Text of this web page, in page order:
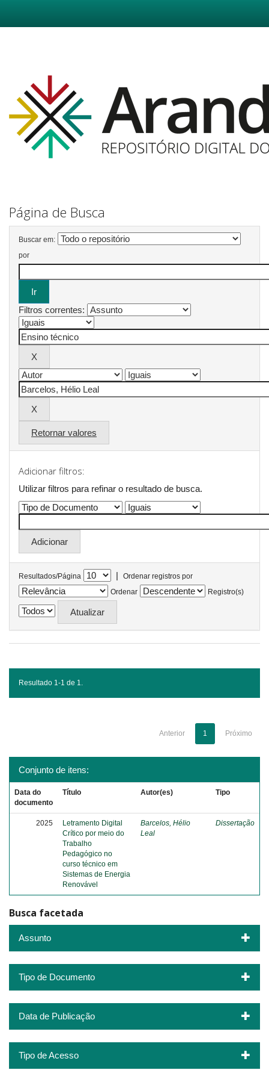
Página de Busca
Buscar em:
por
Filtros correntes:
Retornar valores
Adicionar filtros:
Utilizar filtros para refinar o resultado de busca.
Resultados/Página |
Ordenar registros por
Ordenar
Registro(s)
Resultado 1-1 de 1.
Anterior 1 Próximo
Conjunto de itens:
Data do
documento
Título Autor(es) Tipo
2025
Letramento Digital
Crítico por meio do
Trabalho
Pedagógico no
curso técnico em
Sistemas de Energia
Renovável
Barcelos, Hélio
Leal
Dissertação
Busca facetada
Assunto
Tipo de Documento
Data de Publicação
Tipo de Acesso